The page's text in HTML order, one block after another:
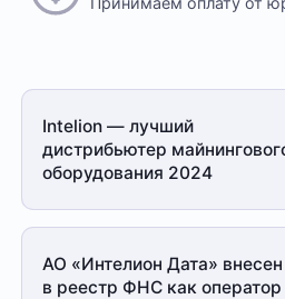
Это единственный способ
заказ оформляется на
При получении заказа
доверенность от
для удостоверения личности
Доставка
Intelion — лучший
дистрибьютер
оборудования 2024
АО «Интелион Дата» внесен
в реестр ФНС как оператор